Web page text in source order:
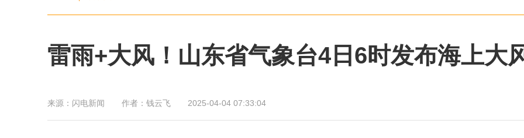
雷雨+大风！山东省气象台4日6时发布海上大
来源： 闪电新闻 作者： 钱云飞 2025-04-04 07:33:04